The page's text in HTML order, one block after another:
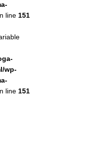
line 151
wp-
line 151